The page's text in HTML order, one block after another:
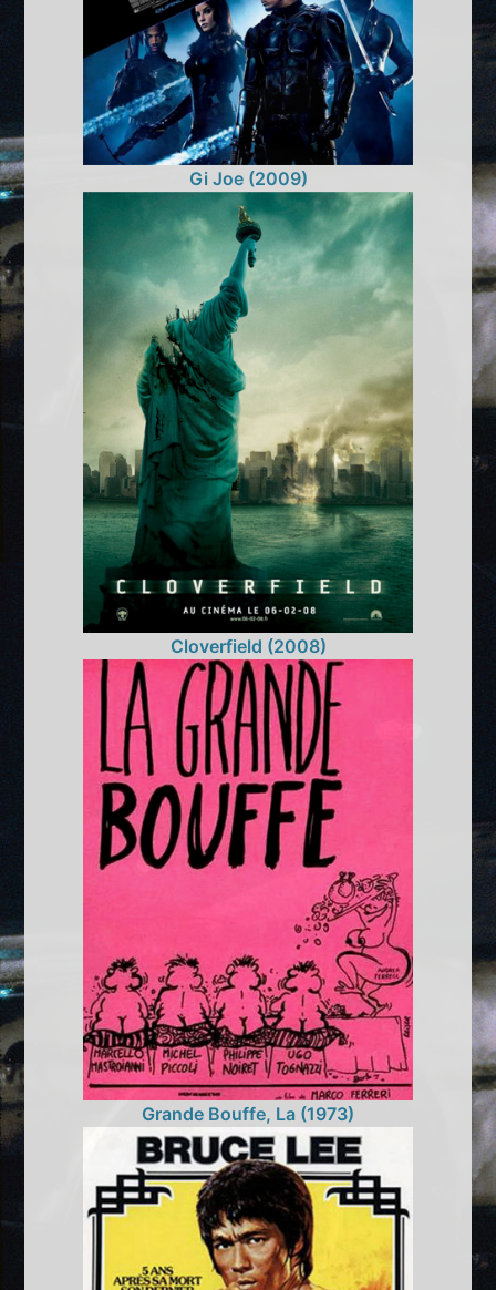
Gi Joe (2009)
Cloverfield (2008)
Grande Bouffe, La (1973)